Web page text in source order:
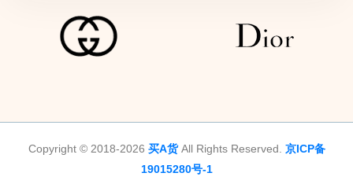
Copyright © 2018-2026 买A货All Rights Reserved. 京ICP备
19015280号-1